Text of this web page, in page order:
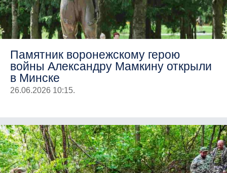
Памятник воронежскому герою
войны Александру Мамкину открыли
в Минске
26.06.2026 10:15.